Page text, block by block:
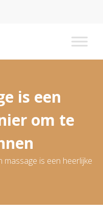
is een
om te
massage is een heerlijke